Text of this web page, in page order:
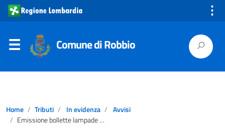
⋮
Comune di Robbio
Home Tributi In evidenza
Avvisi
Emissione bollette lampade votive